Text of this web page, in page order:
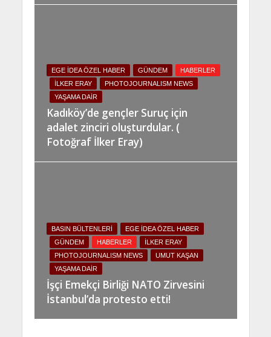
EGE İDEA ÖZEL HABER GÜNDEM
HABERLER
İLKER ERAY
PHOTOJOURNALISM NEWS
YAŞAMA DAIR
Kadıköy’de gençler Suruç için
adalet zinciri oluşturdular. (
Fotoğraf İlker Eray)
BASIN BÜLTENLERI
EGE İDEA ÖZEL HABER
GÜNDEM
HABERLER
İLKER ERAY
PHOTOJOURNALISM NEWS
UMUT KAŞAN
YAŞAMA DAIR
İşçi Emekçi Birliği NATO Zirvesini
İstanbul’da protesto etti!